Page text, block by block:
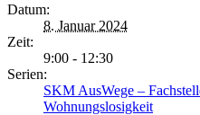
Datum:
8. Januar 2024
Zeit:
9:00 - 12:30
Serien:
SKM AusWege –
Wohnungslosigkeit